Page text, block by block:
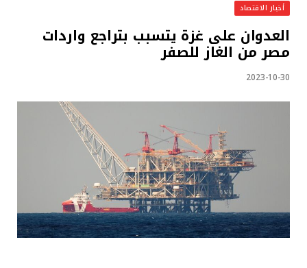
أخبار الاقتصاد
العدوان على غزة يتسبب بتراجع واردات
مصر من الغاز للصفر
2023-10-30